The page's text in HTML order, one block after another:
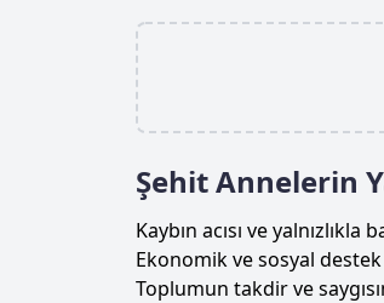
Şehit Annelerin
Kaybın acısı ve yalnızlıkla
Ekonomik ve sosyal destek
Toplumun takdir ve